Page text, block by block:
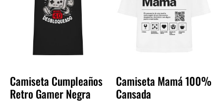
Camiseta Cumpleaños
Retro Gamer Negra
Camiseta Mamá 100%
Cansada